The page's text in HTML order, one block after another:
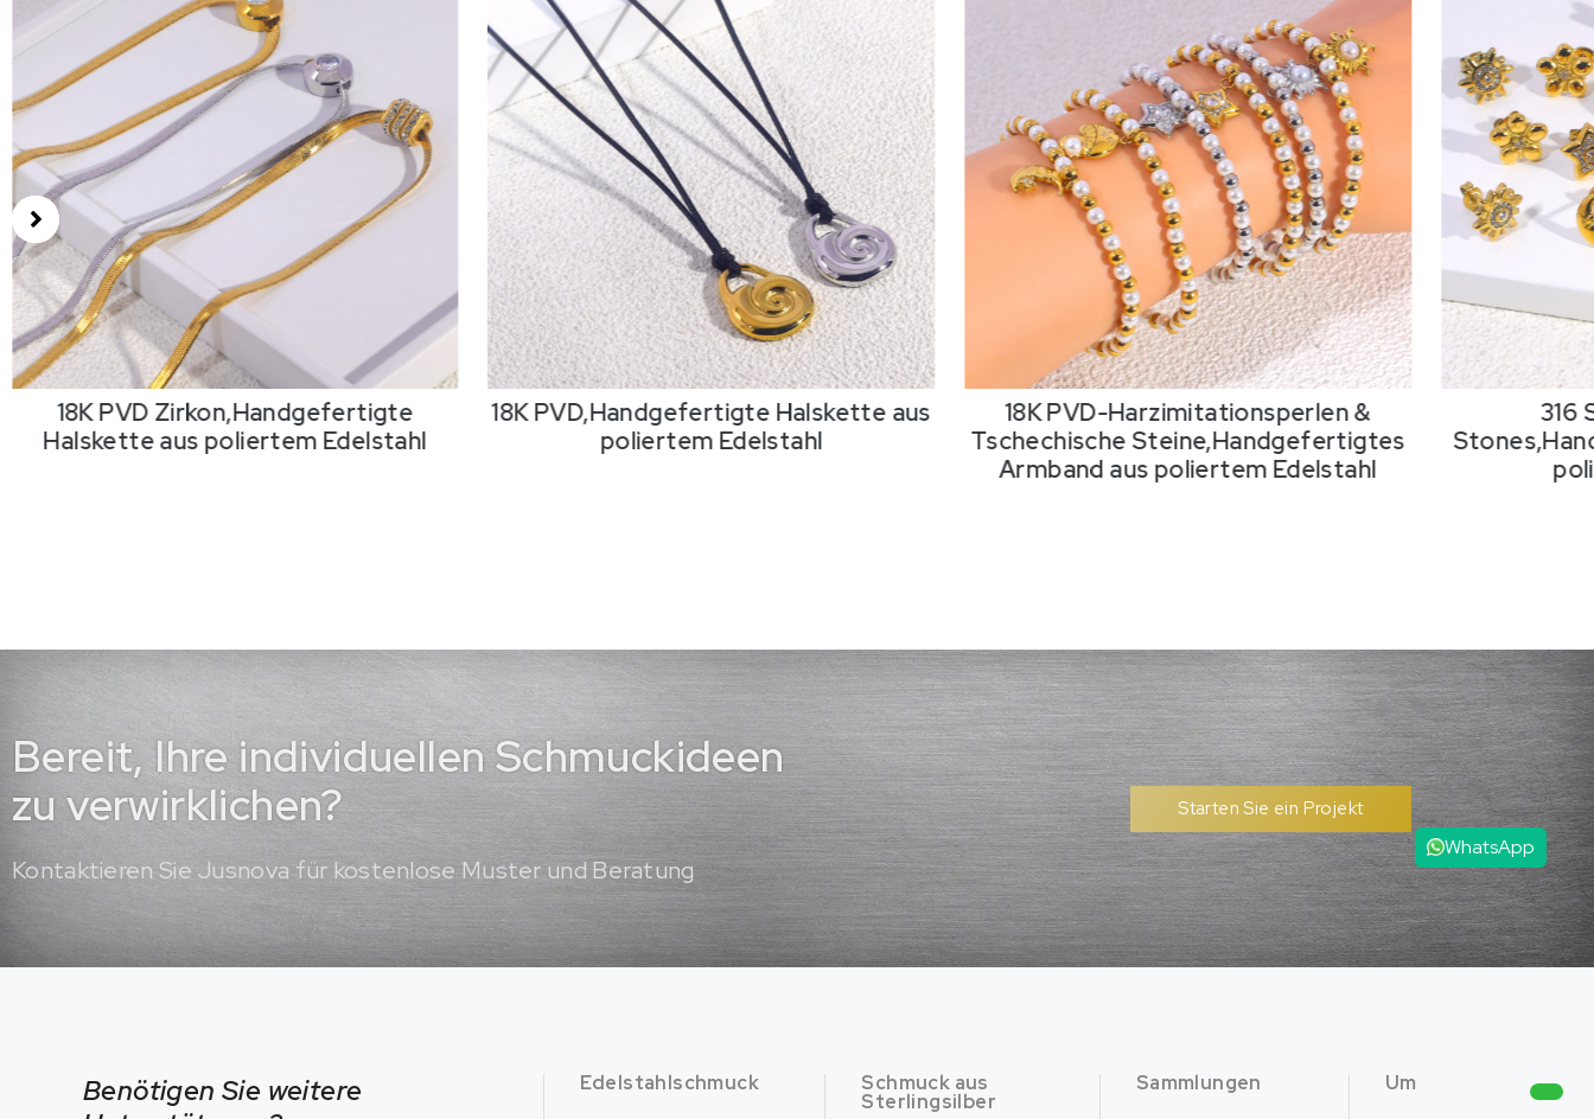
18K PVD Zirkon,Handgefertigte
Halskette aus poliertem Edelstahl
18K PVD,Handgefertigte Halskette aus
poliertem Edelstahl
18K PVD-Harzimitationsperlen &
Tschechische Steine,Handgefertigtes
Armband aus poliertem Edelstahl
316
Stones
Bereit, Ihre individuellen Schmuckideen
zu verwirklichen?
Kontaktieren Sie Jusnova für kostenlose Muster und Beratung
Starten Sie ein Projekt
Benötigen Sie weitere
Edelstahlschmuck Schmuck aus
Sterlingsilber
Sammlungen Um
WhatsApp